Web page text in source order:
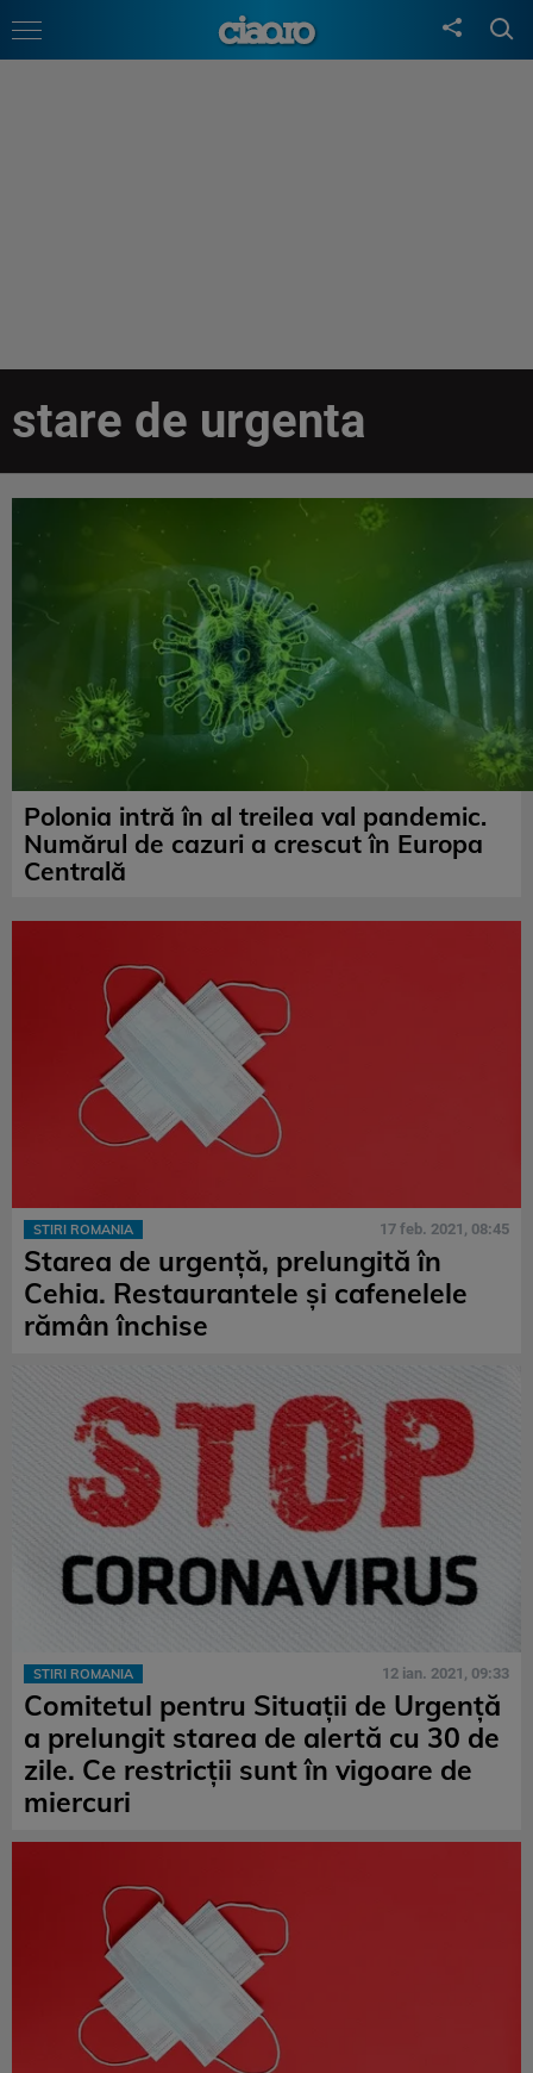
stare de urgenta
Polonia intră în al treilea val pandemic.
Numărul de cazuri a crescut în Europa
Centrală
STIRI ROMANIA 17 feb. 2021, 08:45
Starea de urgență, prelungită în
Cehia. Restaurantele și cafenelele
rămân închise
STIRI ROMANIA 12 ian. 2021, 09:33
Comitetul pentru Situații de Urgență
a prelungit starea de alertă cu 30 de
zile. Ce restricții sunt în vigoare de
miercuri